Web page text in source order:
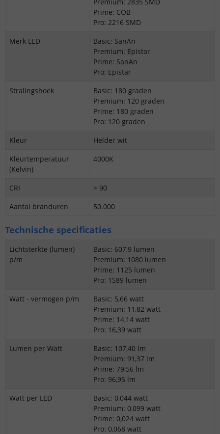
Prime: COB
Pro: 2216 SMD
Merk LED
Basic: SanAn
Premium: Epistar
Prime: SanAn
Pro: Epistar
Stralingshoek
Basic: 180 graden
Premium: 120 graden
Prime: 180 graden
Pro: 120 graden
Kleur
Helder wit
Kleurtemperatuur
(Kelvin)
4000K
CRI
> 90
Aantal branduren
50.000
Technische specificaties
Lichtsterkte (lumen)
p/m
Basic: 607,9 lumen
Premium: 1080 lumen
Prime: 1125 lumen
Pro: 1589 lumen
Watt - vermogen p/m
Basic: 5,66 watt
Premium: 11,82 watt
Prime: 14,14 watt
Pro: 16,39 watt
Lumen per Watt
Basic: 107,40 lm
Premium: 91,37 lm
Prime: 79,56 lm
Pro: 96,95 lm
Watt per LED
Basic: 0,044 watt
Premium: 0,099 watt
Prime: 0,024 watt
Pro: 0,068 watt